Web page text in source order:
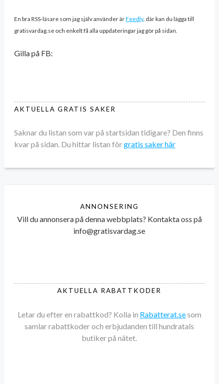
En bra RSS-läsare som jag själv använder ärFeedly, där kan du lägga till
gratisvardag.se och enkelt få alla uppdateringar jag gör på sidan.
Gilla på FB:
AKTUELLA GRATIS SAKER
Saknar du listan som var på startsidan tidigare? Den finns
kvar på sidan. Du hittar listan förgratis saker här
ANNONSERING
Vill du annonsera på denna webbplats? Kontakta oss på
info@gratisvardag.se
AKTUELLA RABATTKODER
Letar du efter en rabattkod? Kolla in Rabatterat.sesom
samlar rabattkoder och erbjudanden till hundratals
butiker på nätet.